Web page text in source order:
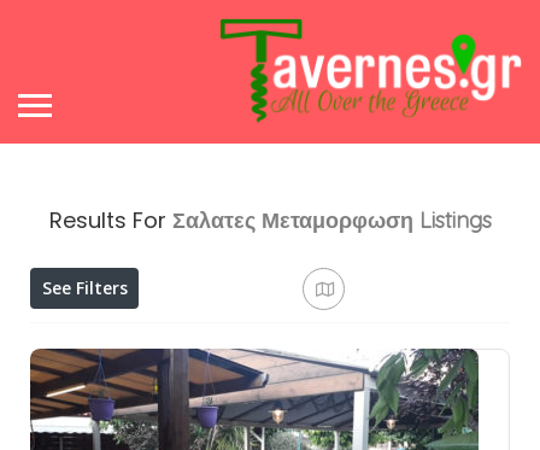
Results For Σαλατες Μεταμορφωση Listings
See Filters